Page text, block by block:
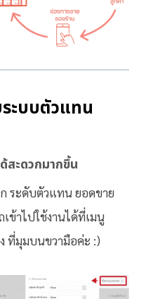
ระบบตัวแทน
สะดวกมากขึ้น
ระดับตัวแทน ยอดขาย
ข้าไปใช้งานได้ที่เมนู
ที่มุมบนขวามือค่ะ :)